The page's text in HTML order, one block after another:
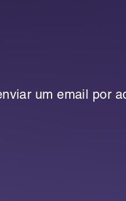
um email por